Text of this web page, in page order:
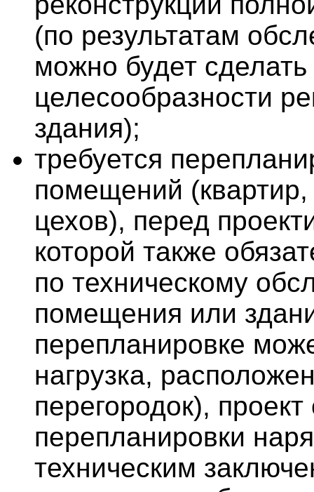
(по результатам
можно будет
целесообразности
здания);
требуется
помещений
цехов), перед
которой также
по техническому
помещения или
перепланировке
нагрузка,
перегородок),
перепланировки
техническим